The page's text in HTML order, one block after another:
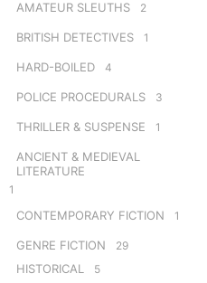
AMATEUR SLEUTHS 2
BRITISH DETECTIVES 1
HARD-BOILED 4
POLICE PROCEDURALS 3
THRILLER & SUSPENSE 1
ANCIENT & MEDIEVAL
LITERATURE
1
CONTEMPORARY FICTION 1
GENRE FICTION 29
HISTORICAL 5